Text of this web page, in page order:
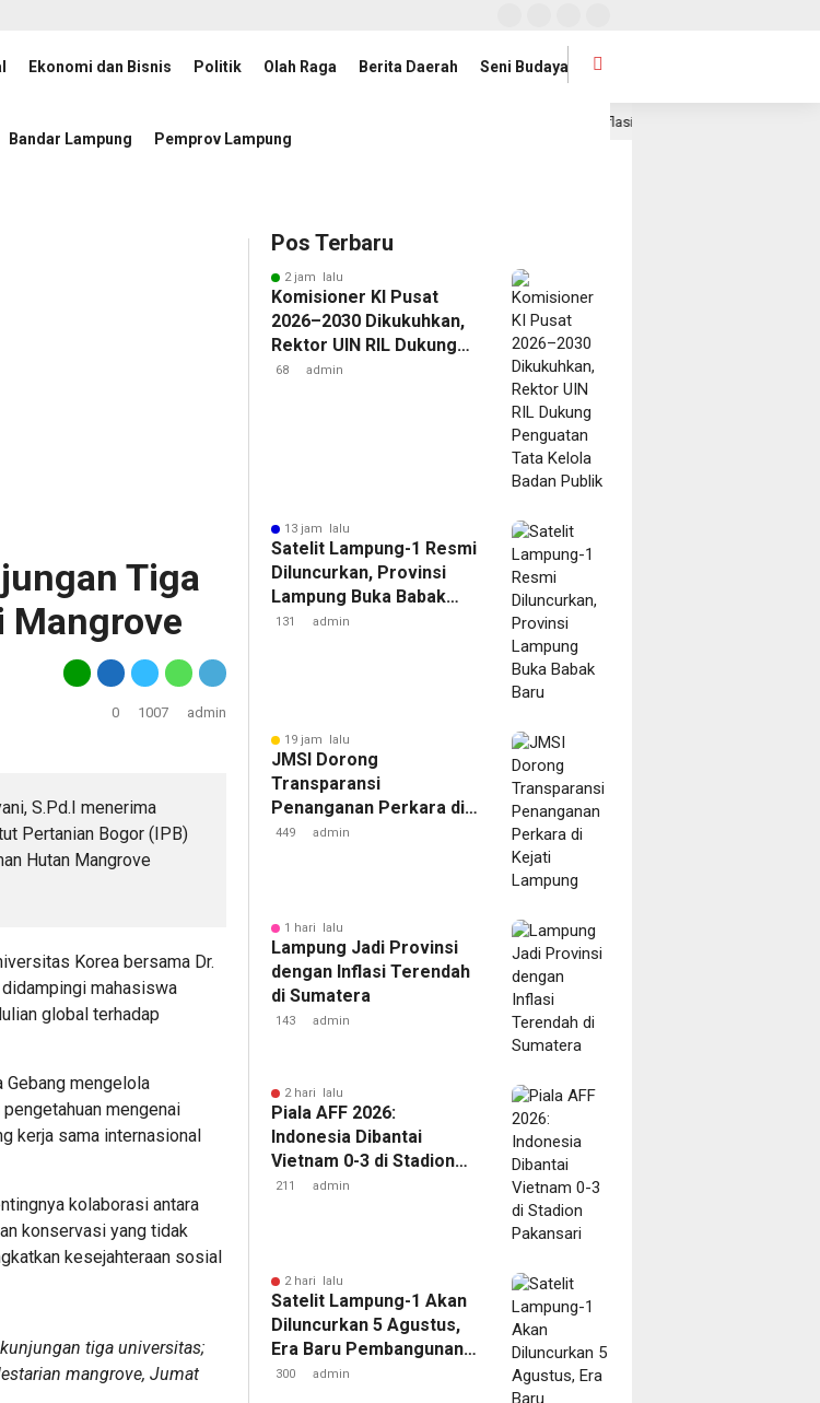
Ekonomi dan Bisnis Politik Olah Raga Berita Daerah Seni Budaya
Bandar Lampung Pemprov Lampung
Lampung Jadi Provinsi dengan Inflasi Terendah di Sumatera
Tiga
Mangrove
0 1007 admin
S.Pd.I menerima
Pertanian Bogor (IPB)
Hutan Mangrove
Korea bersama Dr.
mahasiswa
global terhadap
Gebang mengelola
mengenai
kerja sama internasional
kolaborasi antara
konservasi yang tidak
kesejahteraan sosial
tiga universitas;
mangrove, Jumat
Pos Terbaru
2 jam lalu
Komisioner KI Pusat
2026–2030 Dikukuhkan,
Rektor UIN RIL Dukung
Penguatan Tata Kelola
68 admin
13 jam lalu
Satelit Lampung-1 Resmi
Diluncurkan, Provinsi
Lampung Buka Babak
Baru
131 admin
19 jam lalu
JMSI Dorong
Transparansi
Penanganan Perkara di
Kejati Lampung
449 admin
1 hari lalu
Lampung Jadi Provinsi
dengan Inflasi Terendah
di Sumatera
143 admin
2 hari lalu
Piala AFF 2026:
Indonesia Dibantai
Vietnam 0-3 di Stadion
Pakansari
211 admin
2 hari lalu
Satelit Lampung-1 Akan
Diluncurkan 5 Agustus,
Era Baru Pembangunan
Lampung
300 admin